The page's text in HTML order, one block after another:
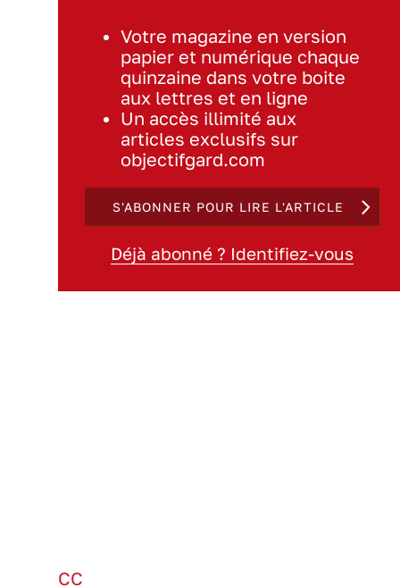
Votre magazine en version
papier et numérique chaque
quinzaine dans votre boite
aux lettres et en ligne
Un accès illimité aux
articles exclusifs sur
objectifgard.com
S'ABONNER POUR LIRE L'ARTICLE
Déjà abonné ? Identifiez-vous
CC